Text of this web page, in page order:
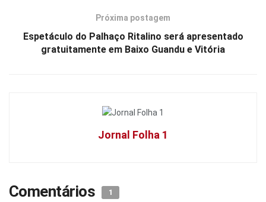
Próxima postagem
Espetáculo do Palhaço Ritalino será apresentado
gratuitamente em Baixo Guandu e Vitória
Jornal Folha 1
Comentários 1